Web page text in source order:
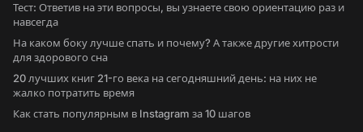
Тест: Ответив на эти вопросы, вы узнаете свою ориентацию раз и
навсегда
На каком боку лучше спать и почему? А также другие хитрости
для здорового сна
20 лучших книг 21-го века на сегодняшний день: на них не
жалко потратить время
Как стать популярным в Instagram за 10 шагов